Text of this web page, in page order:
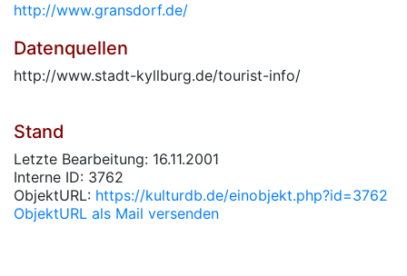
http://www.gransdorf.de/
Datenquellen
http://www.stadt-kyllburg.de/tourist-info/
Stand
Letzte Bearbeitung: 16.11.2001
Interne ID: 3762
ObjektURL: https://kulturdb.de/einobjekt.php?id=3762
ObjektURL als Mail versenden